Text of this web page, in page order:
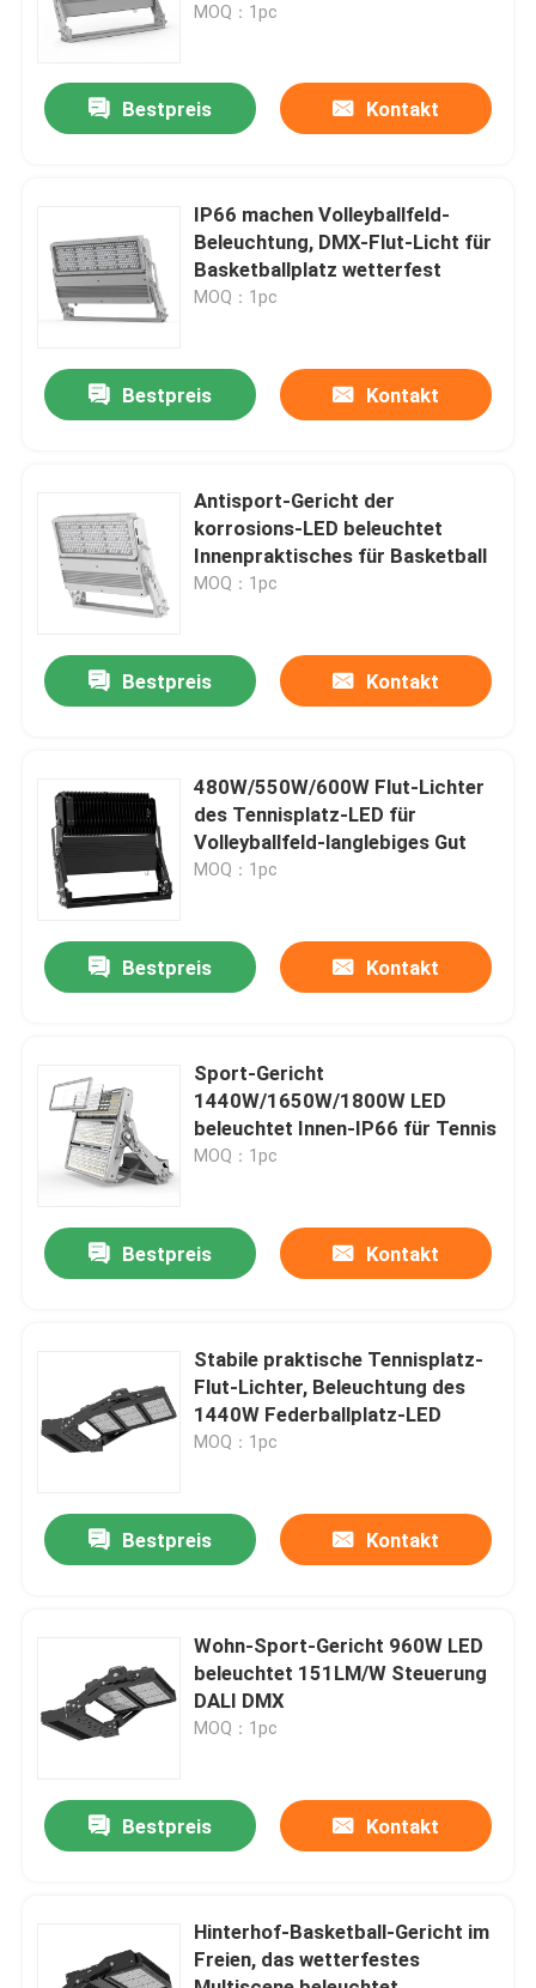
Videos
ÜBER US
Qualitätskontrolle
Fordern Sie ein Zitat
LED-Sport-Gerichts-Lichter
Flut-Licht LED im Freien
MOQ：1pc
Bestpreis Kontakt
IP66 machen Volleyballfeld-
Beleuchtung, DMX-Flut-Licht für
Basketballplatz wetterfest
MOQ：1pc
Bestpreis Kontakt
Antisport-Gericht der
korrosions-LED beleuchtet
Innenpraktisches für Basketball
MOQ：1pc
Bestpreis Kontakt
480W/550W/600W Flut-Lichter
des Tennisplatz-LED für
Volleyballfeld-langlebiges Gut
MOQ：1pc
Bestpreis Kontakt
Sport-Gericht
1440W/1650W/1800W LED
beleuchtet Innen-IP66 für Tennis
MOQ：1pc
Bestpreis Kontakt
Stabile praktische Tennisplatz-
Flut-Lichter, Beleuchtung des
1440W Federballplatz-LED
MOQ：1pc
Bestpreis Kontakt
Wohn-Sport-Gericht 960W LED
beleuchtet 151LM/W Steuerung
DALI DMX
MOQ：1pc
Bestpreis Kontakt
Hinterhof-Basketball-Gericht im
Freien, das wetterfestes